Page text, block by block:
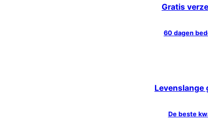
Gratis
60 dagen
Levenslange
De beste